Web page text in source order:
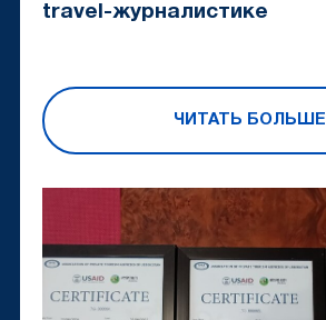
travel-журналистике
ЧИТАТЬ БОЛЬШЕ